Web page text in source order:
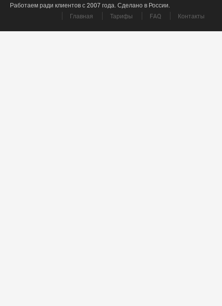
Работаем ради клиентов с 2007 года. Сделано в России.
Главная
Тарифы FAQ Контакты